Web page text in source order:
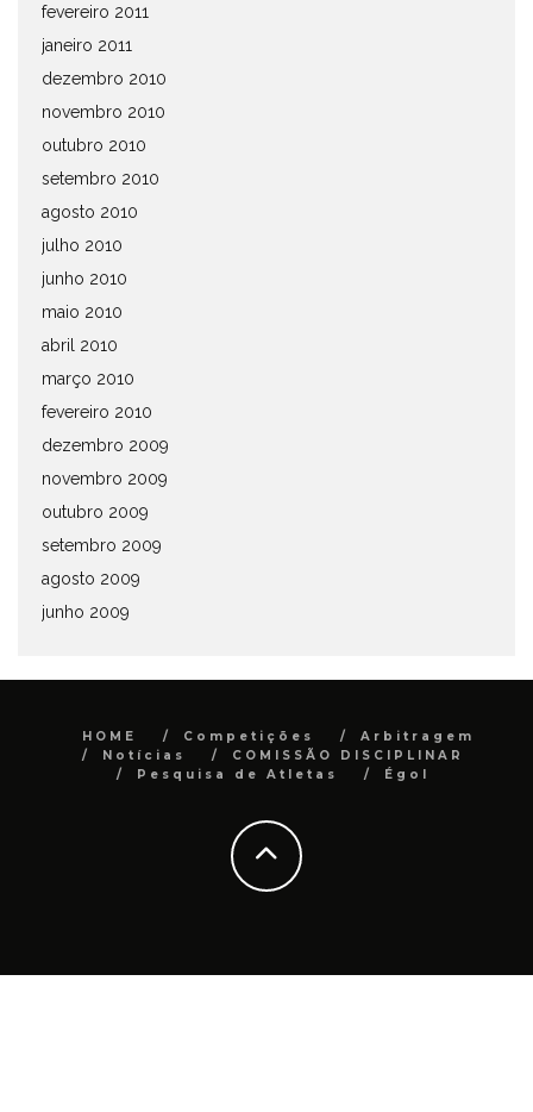
fevereiro 2011
janeiro 2011
dezembro 2010
novembro 2010
outubro 2010
setembro 2010
agosto 2010
julho 2010
junho 2010
maio 2010
abril 2010
março 2010
fevereiro 2010
dezembro 2009
novembro 2009
outubro 2009
setembro 2009
agosto 2009
junho 2009
HOME Competições
Arbitragem
Notícias
COMISSÃO DISCIPLINAR
Pesquisa de Atletas
Égol